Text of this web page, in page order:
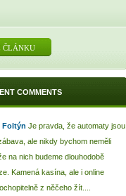
ČLÁNKU
COMMENTS
Foltýn Je pravda, že automaty jsou
ale nikdy bychom neměli
na nich budeme dlouhodobě
Kamená kasína, ale i online
z něčeho žít....